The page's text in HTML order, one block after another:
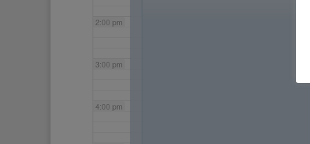
2:00 pm
3:00 pm
4:00 pm